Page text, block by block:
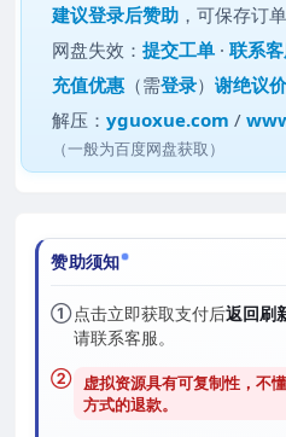
建议登录后赞助 ，可保存订
网盘失效：提交工单 ·联系
充值优惠 （需登录）谢绝议
解压：yguoxue.com /
（一般为百度网盘获取）
赞助须知
①点击立即获取支付后返回刷
请联系客服。
② 虚拟资源具有可复制性，不
方式的退款。